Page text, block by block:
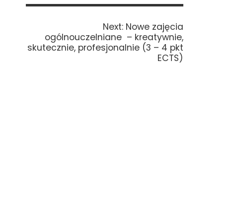
Next: Next
post:
Nowe zajęcia
ogólnouczelniane – kreatywnie,
skutecznie, profesjonalnie (3 – 4 pkt
ECTS)